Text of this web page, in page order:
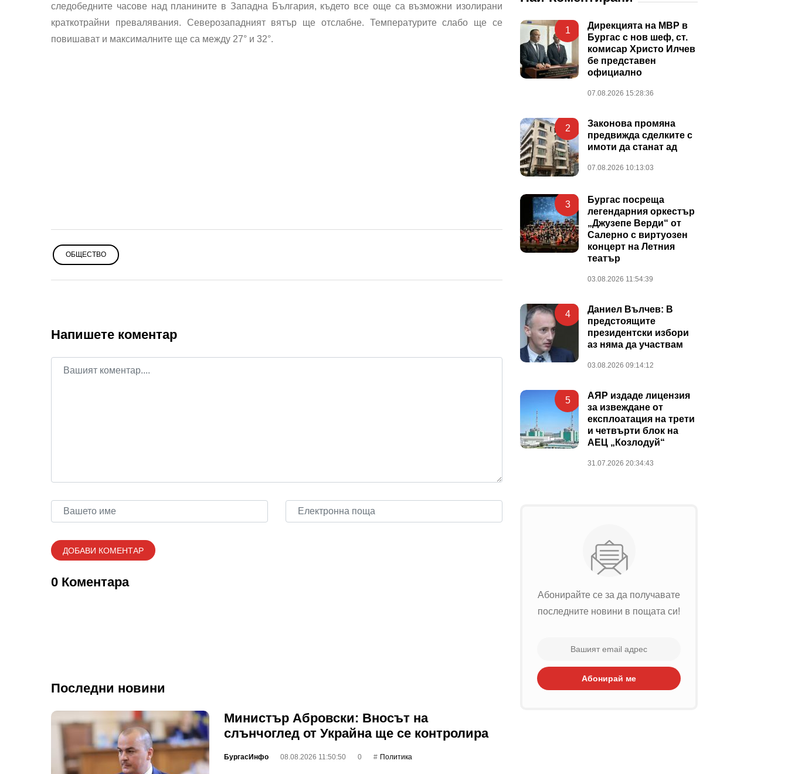
следобедните часове над планините в Западна България, където все още са възможни изолирани
краткотрайни превалявания. Северозападният вятър ще отслабне. Температурите слабо ще се
повишават и максималните ще са между 27° и 32°.
ОБЩЕСТВО
Напишете коментар
0 Коментара
Последни новини
Министър Абровски: Вносът на
слънчоглед от Украйна ще се контролира
БургасИнфо 08.08.2026 11:50:50 0 Политика
1
Дирекцията на МВР в
Бургас с нов шеф, ст.
комисар Христо Илчев
бе представен
официално
07.08.2026 15:28:36
2
Законова промяна
предвижда сделките с
имоти да станат ад
07.08.2026 10:13:03
3
Бургас посреща
легендарния оркестър
„Джузепе Верди“ от
Салерно с виртуозен
концерт на Летния
театър
03.08.2026 11:54:39
4
Даниел Вълчев: В
предстоящите
президентски избори
аз няма да участвам
03.08.2026 09:14:12
5
АЯР издаде лицензия
за извеждане от
експлоатация на трети
и четвърти блок на
АЕЦ „Козлодуй“
31.07.2026 20:34:43
Абонирайте се за да получавате
последните новини в пощата си!
Абонирай ме